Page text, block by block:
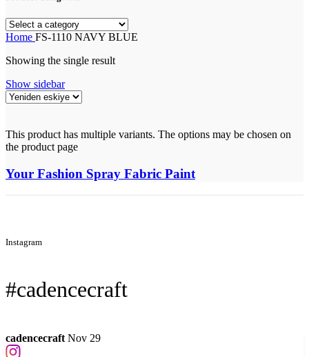
Home FS-1110 NAVY BLUE
Showing the single result
Show sidebar
This product has multiple variants. The options may be chosen on
the product page
Your Fashion Spray Fabric Paint
Instagram
#cadencecraft
cadencecraft Nov 29